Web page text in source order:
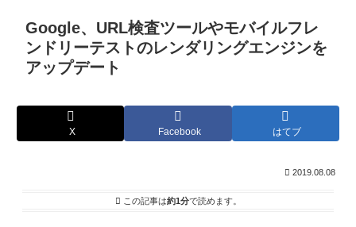
Google、URL検査ツールやモバイルフレ
ンドリーテストのレンダリングエンジンを
アップデート
X Facebook はてブ
2019.08.08
この記事は約1分で読めます。